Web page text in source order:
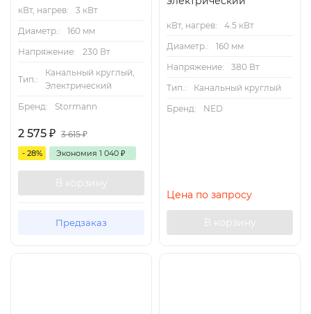
кВт, нагрев:
3 кВт
Диаметр.:
160 мм
Напряжение:
230 Вт
Тип.:
Канальный круглый,
Электрический
Бренд:
Stormann
2 575 ₽ 3 615₽
- 28% Экономия 1 040 ₽
В корзину
Предзаказ
кВт, нагрев:
4.5 кВт
Диаметр.:
160 мм
Напряжение:
380 Вт
Тип.:
Канальный круглый
Бренд:
NED
Цена по запросу
В корзину